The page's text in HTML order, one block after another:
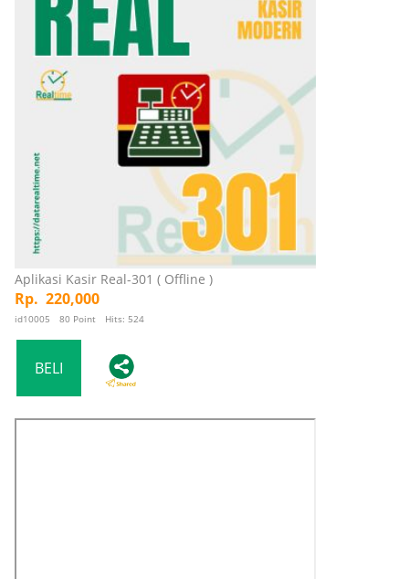
Aplikasi Kasir Real-301 ( Offline )
Rp. 220,000
id10005 80 Point Hits: 524